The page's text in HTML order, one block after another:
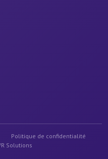
Politique de confidentialité
Solutions